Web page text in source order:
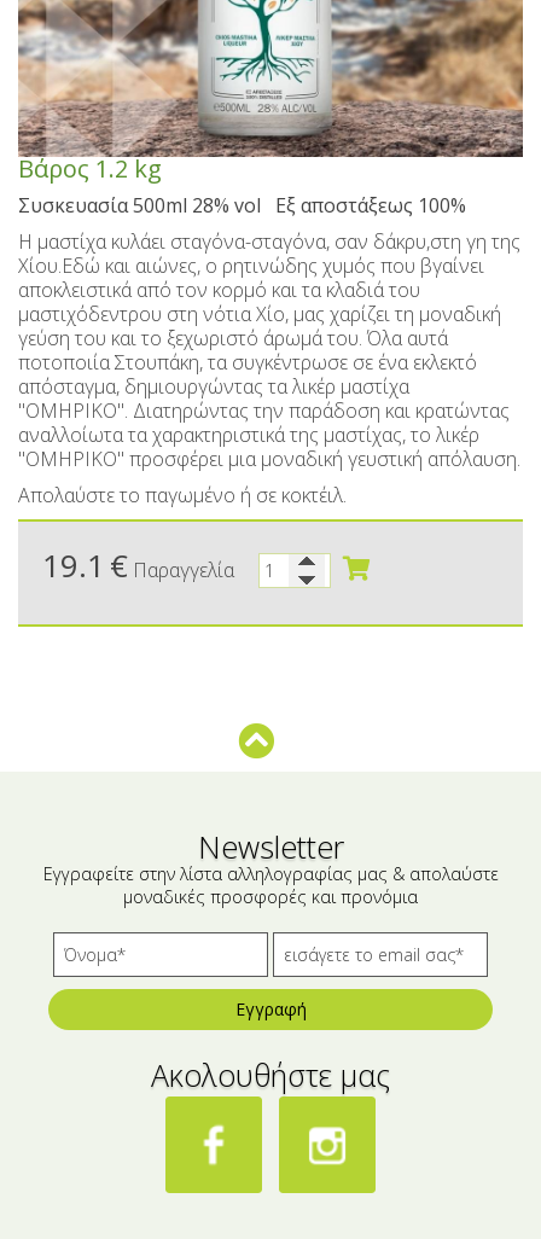
Γλυκά κουταλιού με μαστίχα Mastiha Deli
Γλυκά κουταλιού & Μαρμελάδες χωρίς ζάχαρη
Καρύδα με μαστίχα
Πίτες Χίου
Παστέλια-Μαντολάτα-Γλειφιτζούρια
Λουκούμια
Aμυγδαλωτά
Μπάρες
Ζαχαρούχοι Χυμοί - Σιρόπια
Κουλουράκια Χιώτικα- Κουρκουμπίνια- Μπισκότα
Σοκολάτες
Χαλβάς
Κρασιά SPRITZER
Τσίπουρο
Σούμα Χίου
Μπύρες Χίου
Βότκα
Μπράντυ
Ρακόμελα
Λικέρ Επαγγελματικές συσκευασίες
Μη αλκοολούχα - Αναψυκτικά
Ούζα Καβάλας
Ούζο επαγγελματικές συσκευασίες
Kαραφάκια Ούζο- Τσίπουρο
Τουριστικές Μινιατούρες Ούζου-Mαγνητάκια
Περιποίηση χεριών και σώματος
Περιποίηση προσώπου
Περιποίηση μαλλιών
Οδοντόκρεμες - Στοματικά Διαλύματα
Λάδια μαλλιών & σώματος
Σπρέι σώματος - Αρώματα
Αποσμητικά
Aδυνατιστικά
Αντηλιακά
Ανδρική περιποίηση
Κεραλοιφές
Ζυμαρικά Χίου
Τυροκομικά Χίου
Βιολογικά Προϊόντα
Βότανα
Σάλτσες
Καφές με μαστίχα Χίου
Παξιμάδια
Παστελαριές
Μέλι
Ανθόνερo-Ροδόνερo- Μαστιχόνερο
Αλμυρά snacks
Ελαιόλαδο
Αλόη
Αλίπαστα Ψαρικά
Διάφορα
Έτοιμα Μείγματα
Καλάθια δώρων - Αναμνηστικά
Εποχιακά
Εποχιακά
Χριστουγεννιάτικα
Πασχαλινά
Άγιος Βαλεντίνος
Βάρος 1.2 kg
Συσκευασία 500ml 28% vol Εξ αποστάξεως 100%
Η μαστίχα κυλάει σταγόνα-σταγόνα, σαν δάκρυ,στη γη της
Χίου.Εδώ και αιώνες, ο ρητινώδης χυμός που βγαίνει
αποκλειστικά από τον κορμό και τα κλαδιά του
μαστιχόδεντρου στη νότια Χίο, μας χαρίζει τη μοναδική
γεύση του και το ξεχωριστό άρωμά του. Όλα αυτά
ποτοποιία Στουπάκη, τα συγκέντρωσε σε ένα εκλεκτό
απόσταγμα, δημιουργώντας τα λικέρ μαστίχα
"ΟΜΗΡΙΚΟ". Διατηρώντας την παράδοση και κρατώντας
αναλλοίωτα τα χαρακτηριστικά της μαστίχας, το λικέρ
"ΟΜΗΡΙΚΟ" προσφέρει μια μοναδική γευστική απόλαυση.
Απολαύστε το παγωμένο ή σε κοκτέιλ.
19.1 € Παραγγελία
Newsletter
Εγγραφείτε στην λίστα αλληλογραφίας μας & απολαύστε
μοναδικές προσφορές και προνόμια
Εγγραφή
Ακολουθήστε μας